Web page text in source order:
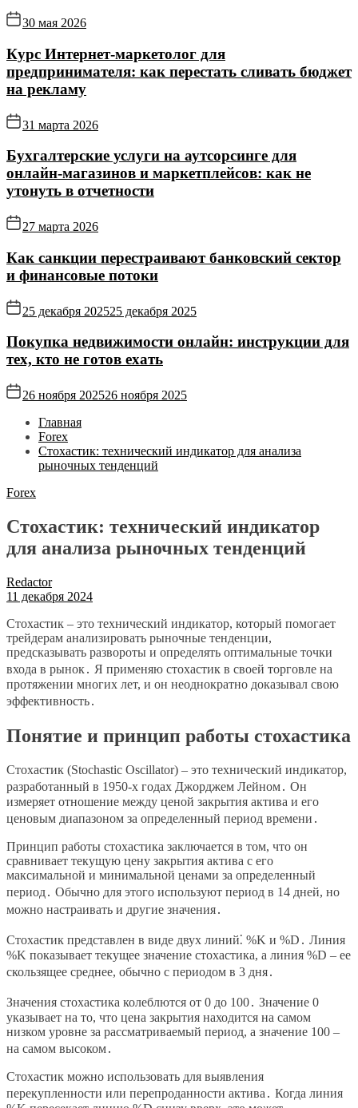
30 мая 2026
Курс Интернет‑маркетолог для
предпринимателя: как перестать сливать бюджет
на рекламу
31 марта 2026
Бухгалтерские услуги на аутсорсинге для
онлайн‑магазинов и маркетплейсов: как не
утонуть в отчетности
27 марта 2026
Как санкции перестраивают банковский сектор
и финансовые потоки
25 декабря 202525 декабря 2025
Покупка недвижимости онлайн: инструкции для
тех, кто не готов ехать
26 ноября 202526 ноября 2025
Главная
Forex
Стохастик: технический индикатор для анализа
рыночных тенденций
Forex
Стохастик: технический индикатор
для анализа рыночных тенденций
Redactor
11 декабря 2024
Стохастик – это технический индикатор, который помогает
трейдерам анализировать рыночные тенденции,
предсказывать развороты и определять оптимальные точки
входа в рынок․ Я применяю стохастик в своей торговле на
протяжении многих лет, и он неоднократно доказывал свою
эффективность․
Понятие и принцип работы стохастика
Стохастик (Stochastic Oscillator) – это технический индикатор,
разработанный в 1950-х годах Джорджем Лейном․ Он
измеряет отношение между ценой закрытия актива и его
ценовым диапазоном за определенный период времени․
Принцип работы стохастика заключается в том, что он
сравнивает текущую цену закрытия актива с его
максимальной и минимальной ценами за определенный
период․ Обычно для этого используют период в 14 дней, но
можно настраивать и другие значения․
Стохастик представлен в виде двух линий⁚ %K и %D․ Линия
%K показывает текущее значение стохастика, а линия %D – ее
скользящее среднее, обычно с периодом в 3 дня․
Значения стохастика колеблются от 0 до 100․ Значение 0
указывает на то, что цена закрытия находится на самом
низком уровне за рассматриваемый период, а значение 100 –
на самом высоком․
Стохастик можно использовать для выявления
перекупленности или перепроданности актива․ Когда линия